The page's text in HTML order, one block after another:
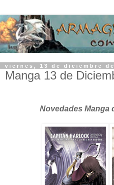
viernes, 13 de diciembre de
Manga 13 de
Novedades Manga